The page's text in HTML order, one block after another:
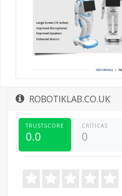
ROBOTIKLAB.CO.UK
TRUSTSCORE
0.0
CRÍTICAS
0